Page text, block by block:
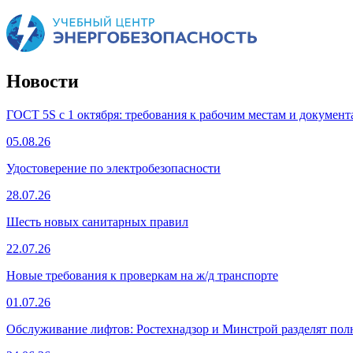
Новости
ГОСТ 5S с 1 октября: требования к рабочим местам и
05.08.26
Удостоверение по электробезопасности
28.07.26
Шесть новых санитарных правил
22.07.26
Новые требования к проверкам на ж/д транспорте
01.07.26
Обслуживание лифтов: Ростехнадзор и Минстрой разделят